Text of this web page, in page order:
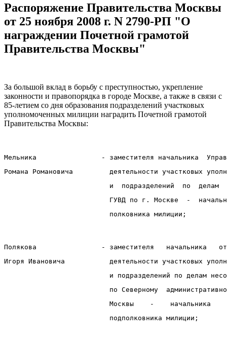
Распоряжение Правительства Москвы
от 25 ноября 2008 г. N 2790-РП "О
награждении Почетной грамотой
Правительства Москвы"
За большой вклад в борьбу с преступностью, укрепление
законности и правопорядка в городе Москве, а также в связи с
85-летием со дня образования подразделений участковых
уполномоченных милиции наградить Почетной грамотой
Правительства Москвы:
Мельника                - заместителя начальника
Романа Романовича         деятельности участковых
и  подразделений  по  делам
ГУВД по г. Москве  -
                          полковника милиции;
Полякова                - заместителя   начальника
Игоря Ивановича           деятельности участковых
и подразделений по делам
по Северному
Москвы    -    начальника
                          подполковника милиции;